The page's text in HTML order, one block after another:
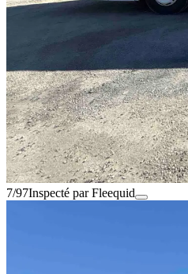
7/97Inspecté par Fleequid